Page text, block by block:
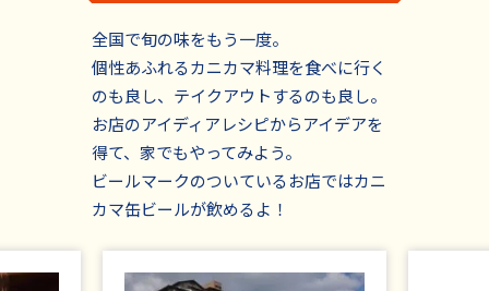
全国で旬の味をもう一度。
個性あふれるカニカマ料理を食べに行く
のも良し、テイクアウトするのも良し。
お店のアイディアレシピからアイデアを
得て、家でもやってみよう。
ビールマークのついているお店ではカニ
カマ缶ビールが飲めるよ！